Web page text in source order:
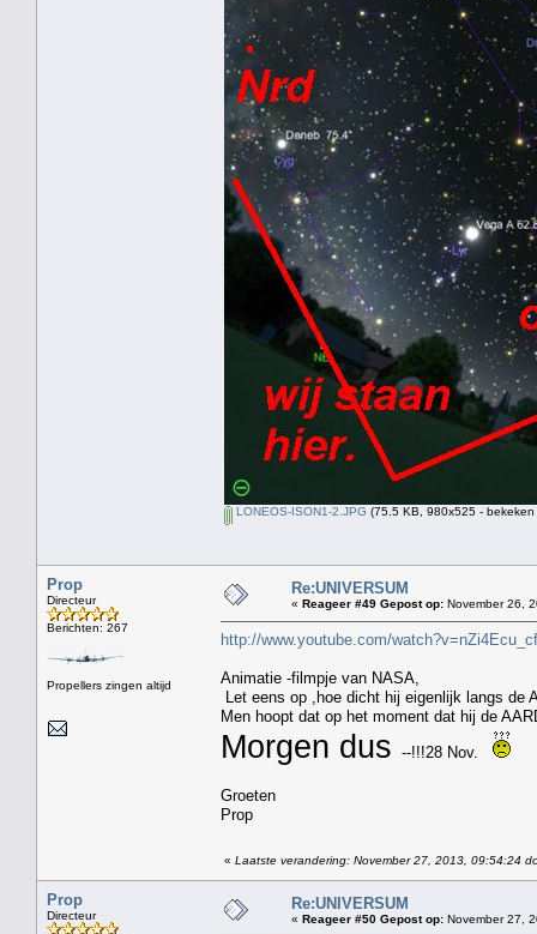
LONEOS-ISON1-2.JPG (75.5 KB, 980x525 - bekeken
Prop
Directeur
Berichten: 267
Propellers zingen altijd
Re:UNIVERSUM
« Reageer #49 Gepost op: November 26,
http://www.youtube.com/
Animatie -filmpje van NASA,
Let eens op ,hoe dicht hij eigenlijk langs de
Men hoopt dat op het moment dat hij de
Morgen dus --!!!28 Nov.
Groeten
Prop
« Laatste verandering: November 27, 2013, 09:54:24
Prop
Directeur
Re:UNIVERSUM
« Reageer #50 Gepost op: November 27,